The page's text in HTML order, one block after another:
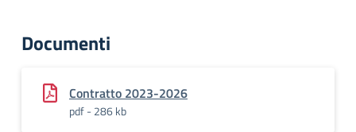
Documenti
Contratto 2023-2026
pdf - 286 kb